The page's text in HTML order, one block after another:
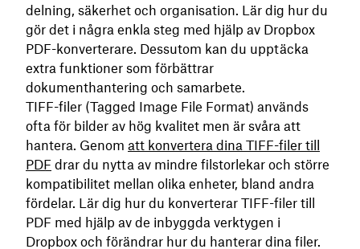
delning, säkerhet och organisation. Lär dig hur du
gör det i några enkla steg med hjälp av Dropbox
PDF-konverterare. Dessutom kan du upptäcka
extra funktioner som förbättrar
dokumenthantering och samarbete.
TIFF-filer (Tagged Image File Format) används
ofta för bilder av hög kvalitet men är svåra att
hantera. Genom att konvertera dina TIFF-filer till
PDF drar du nytta av mindre filstorlekar och större
kompatibilitet mellan olika enheter, bland andra
fördelar. Lär dig hur du konverterar TIFF-filer till
PDF med hjälp av de inbyggda verktygen i
Dropbox och förändrar hur du hanterar dina filer.